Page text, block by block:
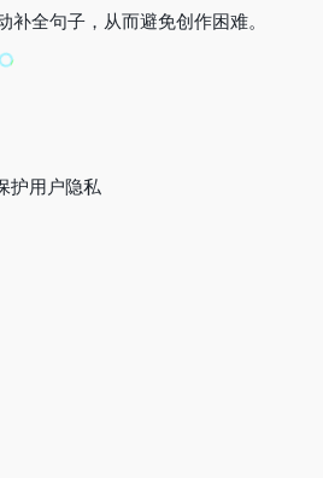
全句子，从而避免创作困难。
护用户隐私